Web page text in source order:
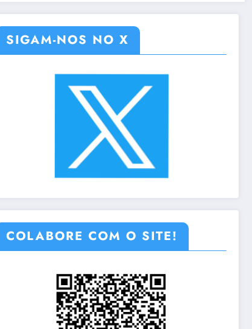
SIGAM-NOS NO X
COLABORE COM O SITE!